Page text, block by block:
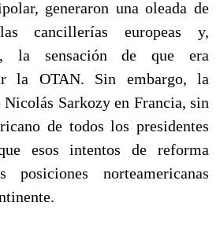
generaron una oleada de
cancillerías europeas y,
la sensación de que era
la OTAN. Sin embargo, la
Sarkozy en Francia, sin
de todos los presidentes
esos intentos de reforma
norteamericanas